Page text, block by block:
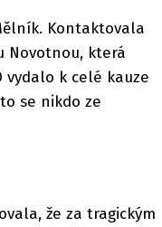
Kontaktovala
Novotnou, která
vydalo k celé kauze
se nikdo ze
že za tragickým